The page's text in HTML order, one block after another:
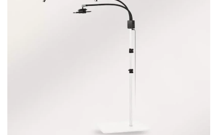
Recuérdame
¿Has olvidado tu contraseña?
Iniciar sesión